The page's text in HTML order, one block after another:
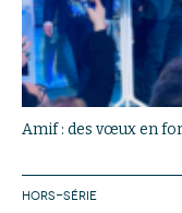
Amif : des vœux en
HORS-SÉRIE